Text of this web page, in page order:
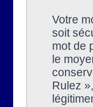
Votre
soit
mot de
le
Rulez